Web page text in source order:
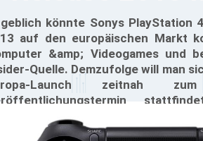
könnte Sonys PlayStation
auf den europäischen Markt
&amp; Videogames und
Quelle. Demzufolge will man
Launch zeitnah zum
mit der neuen Konsole nicht